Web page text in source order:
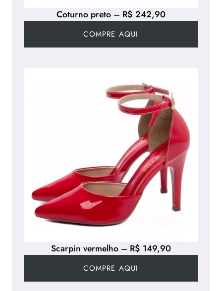
Coturno preto – R$ 242,90
COMPRE AQUI
Scarpin vermelho – R$ 149,90
COMPRE AQUI